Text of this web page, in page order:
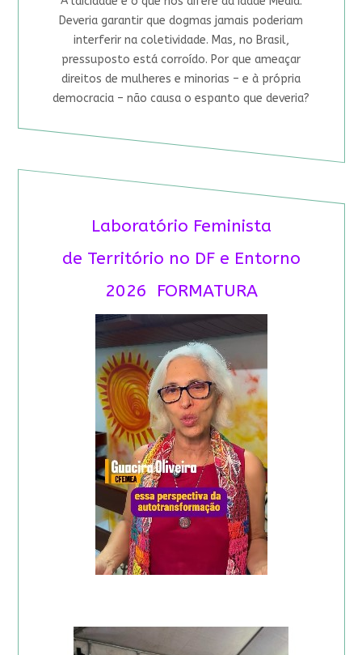
Deveria garantir que dogmas jamais poderiam
interferir na coletividade. Mas, no Brasil,
pressuposto está corroído. Por que ameaçar
direitos de mulheres e minorias – e à própria
democracia – não causa o espanto que deveria?
Laboratório Feminista
de Território no DF e Entorno
2026 FORMATURA